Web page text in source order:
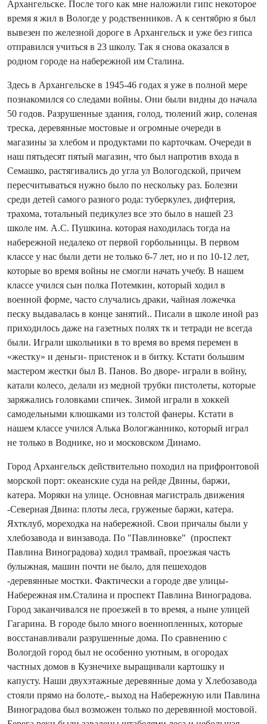
Архангельске. После того как мне наложили гипс некоторое
время я жил в Вологде у родственников. А к сентябрю я был
вывезен по железной дороге в Архангельск и уже без гипса
отправился учиться в 23 школу. Так я снова оказался в
родном городе на набережной им Сталина.
Здесь в Архангельске в 1945-46 годах я уже в полной мере
познакомился со следами войны. Они были видны до начала
50 годов. Разрушенные здания, голод, тюлений жир, соленая
треска, деревянные мостовые и огромные очереди в
магазины за хлебом и продуктами по карточкам. Очереди в
наш пятьдесят пятый магазин, что был напротив входа в
Семашко, растягивались до угла ул Вологодской, причем
пересчитываться нужно было по нескольку раз. Болезни
среди детей самого разного рода: туберкулез, дифтерия,
трахома, тотальный педикулез все это было в нашей 23
школе им. А.С. Пушкина. которая находилась тогда на
набережной недалеко от первой горбольницы. В первом
классе у нас были дети не только 6-7 лет, но и по 10-12 лет,
которые во время войны не смогли начать учебу. В нашем
классе учился сын полка Потемкин, который ходил в
военной форме, часто случались драки, чайная ложечка
песку выдавалась в конце занятий.. Писали в школе иной раз
приходилось даже на газетных полях тк и тетради не всегда
были. Играли школьники в то время во время перемен в
«жестку» и деньги- пристенок и в битку. Кстати большим
мастером жестки был В. Панов. Во дворе- играли в войну,
катали колесо, делали из медной трубки пистолеты, которые
заряжались головками спичек. Зимой играли в хоккей
самодельными клюшками из толстой фанеры. Кстати в
нашем классе учился Алька Вологжаннико, который играл
не только в Воднике, но и московском Динамо.
Город Архангельск действительно походил на прифронтовой
морской порт: океанские суда на рейде Двины, баржи,
катера. Моряки на улице. Основная магистраль движения
-Северная Двина: плоты леса, груженые баржи, катера.
Яхтклуб, мореходка на набережной. Свои причалы были у
хлебозавода и винзавода. По "Павлиновке" (проспект
Павлина Виноградова) ходил трамвай, проезжая часть
булыжная, машин почти не было, для пешеходов
-деревянные мостки. Фактически а городе две улицы-
Набережная им.Сталина и проспект Павлина Виноградова.
Город заканчивался не проезжей в то время, а ныне улицей
Гагарина. В городе было много военнопленных, которые
восстанавливали разрушенные дома. По сравнению с
Вологдой город был не особенно уютным, в огородах
частных домов в Кузнечихе выращивали картошку и
капусту. Наши двухэтажные деревянные дома у Хлебозавода
стояли прямо на болоте,- выход на Набережную или Павлина
Виноградова был возможен только по деревянной мостовой.